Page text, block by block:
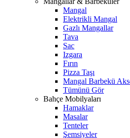
Mangal
Elektrikli Mangal
Gazlı Mangallar
Tava
Sac
Izgara
Fırın
Pizza Taşı
Mangal Barbekü
Tümünü Gör
Bahçe Mobilyaları
Hamaklar
Masalar
Tenteler
Şemsiyeler